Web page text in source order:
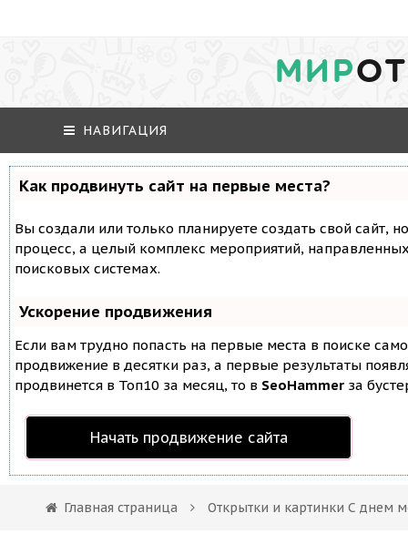
МИР
НАВИГАЦИЯ
Как продвинуть сайт на первые места?
Вы создали или только планируете создать свой сайт,
процесс, а целый комплекс мероприятий,
поисковых системах.
Ускорение продвижения
Если вам трудно попасть на первые места в поиске
продвижение в десятки раз, а первые результаты
продвинется в Топ10 за месяц, то в SeoHammer за
Начать продвижение сайта
Главная страница Открытки и картинки С днем